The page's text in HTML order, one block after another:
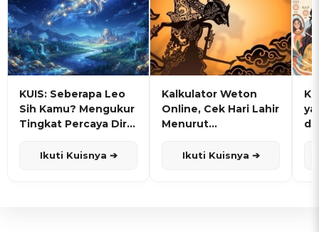
KUIS: Seberapa Leo
Sih Kamu? Mengukur
Tingkat Percaya Diri
Ikuti Kuisnya ➔
Kalkulator Weton
Online, Cek Hari Lahir
Menurut
Ikuti Kuisnya ➔